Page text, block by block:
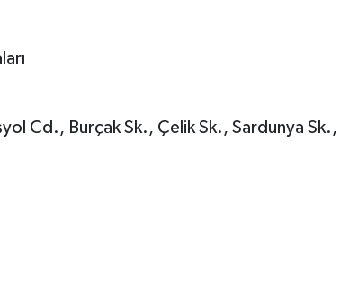
Cd., Burçak Sk., Çelik Sk., Sardunya Sk.,